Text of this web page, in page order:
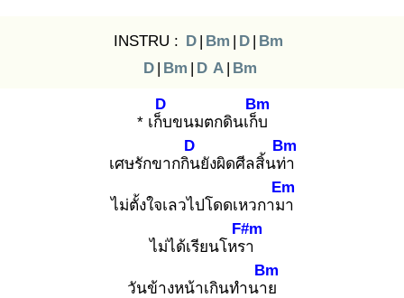
INSTRU : D | Bm | D | Bm
D | Bm | D A | Bm
* เก็บ
D
ขนมตกดินเก็บ
Bm
เศษรักขากกิน
D
ยังผิดศีลสิ้นท่า
Bm
ไม่ตั้งใจเลวไปโดดเหวกามา
Em
ไม่ได้เรียนโหรา
F#m
วันข้างหน้าเกินทำนาย
Bm